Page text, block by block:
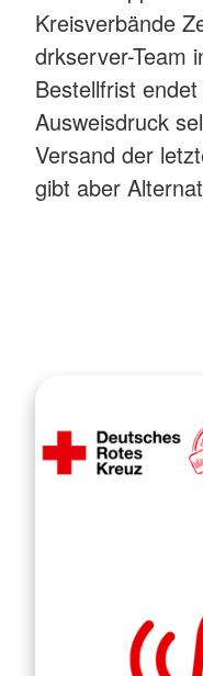
Kreisverbände
drkserver-Team
Bestellfrist
Ausweisdruck
Versand der
gibt aber